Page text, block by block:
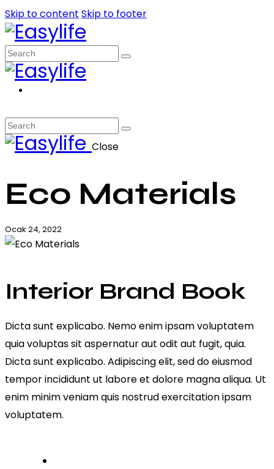
Skip to content Skip to footer
Close
Eco Materials
Ocak 24, 2022
Interior Brand Book
Dicta sunt explicabo. Nemo enim ipsam voluptatem
quia voluptas sit aspernatur aut odit aut fugit, quia.
Dicta sunt explicabo. Adipiscing elit, sed do eiusmod
tempor incididunt ut labore et dolore magna aliqua. Ut
enim minim veniam quis nostrud exercitation ipsam
voluptatem.